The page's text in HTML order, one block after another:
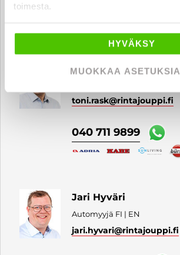
toimesta.
HYVÄKSY
MUOKKAA ASETUKSIA
Toni Rask
toni.rask@rintajouppi.fi
040 711 9899
Jari Hyväri
Automyyjä FI | EN
jari.hyvari@rintajouppi.fi